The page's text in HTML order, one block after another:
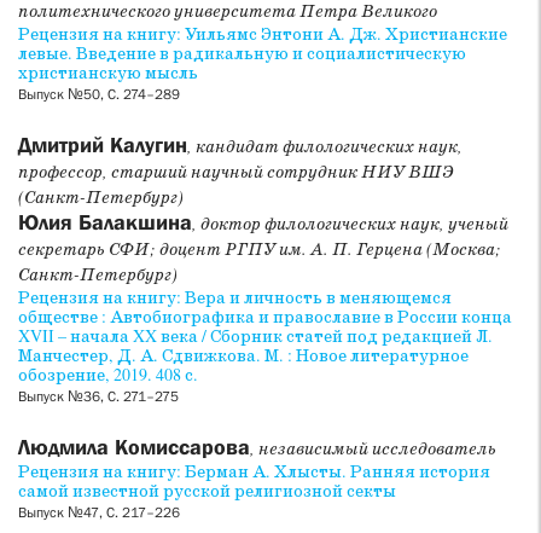
политехнического университета Петра Великого
Рецензия на книгу: Уильямс Энтони А. Дж. Христианские
левые. Введение в радикальную и социалистическую
христианскую мысль
Выпуск №50, С. 274–289
Дмитрий Калугин, кандидат филологических наук,
профессор, старший научный сотрудник НИУ ВШЭ
(Санкт-Петербург)
Юлия Балакшина, доктор филологических наук, ученый
секретарь СФИ; доцент РГПУ им. А. П. Герцена (Москва;
Санкт-Петербург)
Рецензия на книгу: Вера и личность в меняющемся
обществе : Автобиографика и православие в России конца
XVII – начала XX века / Сборник статей под редакцией Л.
Манчестер, Д. А. Сдвижкова. М. : Новое литературное
обозрение, 2019. 408 с.
Выпуск №36, С. 271–275
Людмила Комиссарова, независимый исследователь
Рецензия на книгу: Берман А. Хлысты. Ранняя история
самой известной русской религиозной секты
Выпуск №47, С. 217–226